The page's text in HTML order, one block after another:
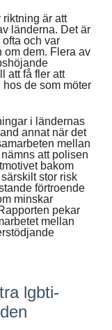
är att
länderna. Det är
och var
om dem. Flera av
att få fler att
de som möter
i ländernas
annat när det
mellan
att polisen
bakom
stor risk
förtroende
minskar
pekar
mellan
lgbti-